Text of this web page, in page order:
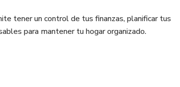
tener un control de tus finanzas, planificar tus
para mantener tu hogar organizado.